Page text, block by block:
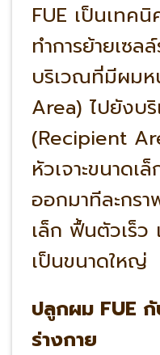
FUE เป็นเทค
ทำการย้ายเซล
บริเวณที่มีผม
Area) ไปยังบ
(Recipient
หัวเจาะขนาดเ
ออกมาทีละกร
เล็ก ฟื้นตัวเร็ว
เป็นขนาดใหญ่
ปลูกผม FUE
ร่างกาย